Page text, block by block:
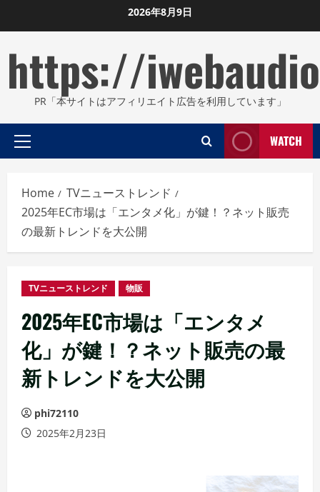
to
2026年8月9日
https://
PR「本サイトはアフィリエイト広告を利用しています」
Primary
WATCH
Home
TVニューストレンド
2025年EC市場は「エンタメ化」が鍵！？ネット販売
の最新トレンドを大公開
TVニューストレンド 物販
2025年EC市場は「エンタメ
化」が鍵！？ネット販売の最
新トレンドを大公開
phi72110
2025年2月23日